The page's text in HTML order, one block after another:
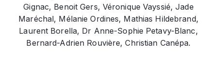
Gignac, Benoit Gers, Véronique Vayssié, Jade
Maréchal, Mélanie Ordines, Mathias Hildebrand,
Laurent Borella, Dr Anne-Sophie Petavy-Blanc,
Bernard-Adrien Rouvière, Christian Canépa.